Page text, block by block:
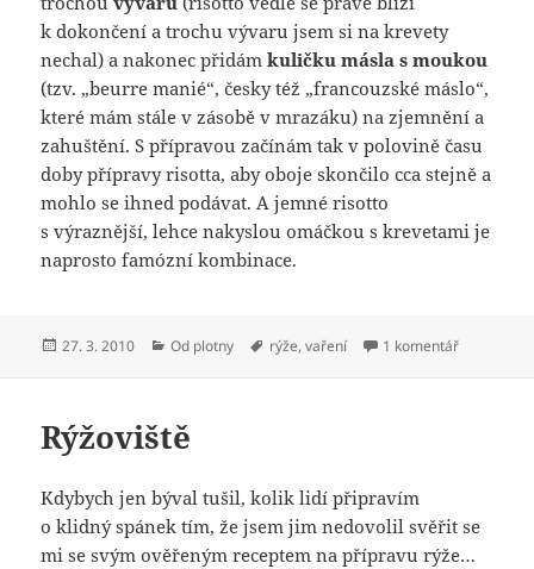
k dokončení a trochu vývaru jsem si na krevety
nechal) a nakonec přidámkuličku másla s moukou
(tzv. „beurre manié“, česky též „francouzské máslo“,
které mám stále v zásobě v mrazáku) na zjemnění a
zahuštění. S přípravou začínám tak v polovině času
doby přípravy risotta, aby oboje skončilo cca stejně a
mohlo se ihned podávat. A jemné risotto
s výraznější, lehce nakyslou omáčkou s krevetami je
naprosto famózní kombinace.
Publikováno:
27. 3. 2010 Rubriky:
Od plotny Štítky:
rýže,vaření 1 komentářu textu s
Rýžoviště
Kdybych jen býval tušil, kolik lidí připravím
o klidný spánek tím, že jsem jim nedovolil svěřit se
mi se svým ověřeným receptem na přípravu rýže…